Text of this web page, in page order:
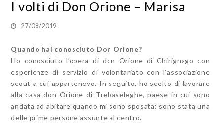
I volti di Don Orione – Marisa
27/08/2019
Quando hai conosciuto Don Orione?
Ho conosciuto l’opera di don Orione di Chirignago con
esperienze di servizio di volontariato con l’associazione
scout a cui appartenevo. In seguito, ho scelto di lavorare
alla casa don Orione di Trebaseleghe, paese in cui sono
andata ad abitare quando mi sono sposata: sono stata una
delle prime persone assunte al centro.